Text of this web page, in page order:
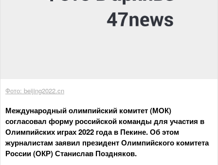
Фото: beijing2022.cn
Международный олимпийский комитет (МОК)
согласовал форму российской команды для участия в
Олимпийских играх 2022 года в Пекине. Об этом
журналистам заявил президент Олимпийского комитета
России (ОКР) Станислав Поздняков.